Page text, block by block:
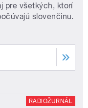
pre všetkých, ktorí
slovenčinu.
RADIOŽURNÁL